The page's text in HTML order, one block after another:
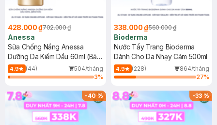
428.000 ₫702.000 ₫
Anessa
Sữa Chống Nắng Anessa
Dưỡng Da Kiềm Dầu 60ml (Bản
Mới)
4.9 (44)
504/tháng
3%
338.000 ₫560.000 ₫
Bioderma
Nước Tẩy Trang Bioderma
Dành Cho Da Nhạy Cảm 500ml
4.9 (228)
864/tháng
27%
-40% -33%